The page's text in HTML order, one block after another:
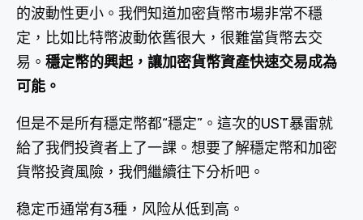
的波動性更小。我們知道加密貨幣市場非常不穩
定，比如比特幣波動依舊很大，很難當貨幣去交
易。 穩定幣的興起，讓加密貨幣資產快速交易成為
可能。
但是不是所有穩定幣都“穩定”。這次的UST暴雷就
給了我們投資者上了一課。想要了解穩定幣和加密
貨幣投資風險，我們繼續往下分析吧。
稳定币通常有3種，风险从低到高。